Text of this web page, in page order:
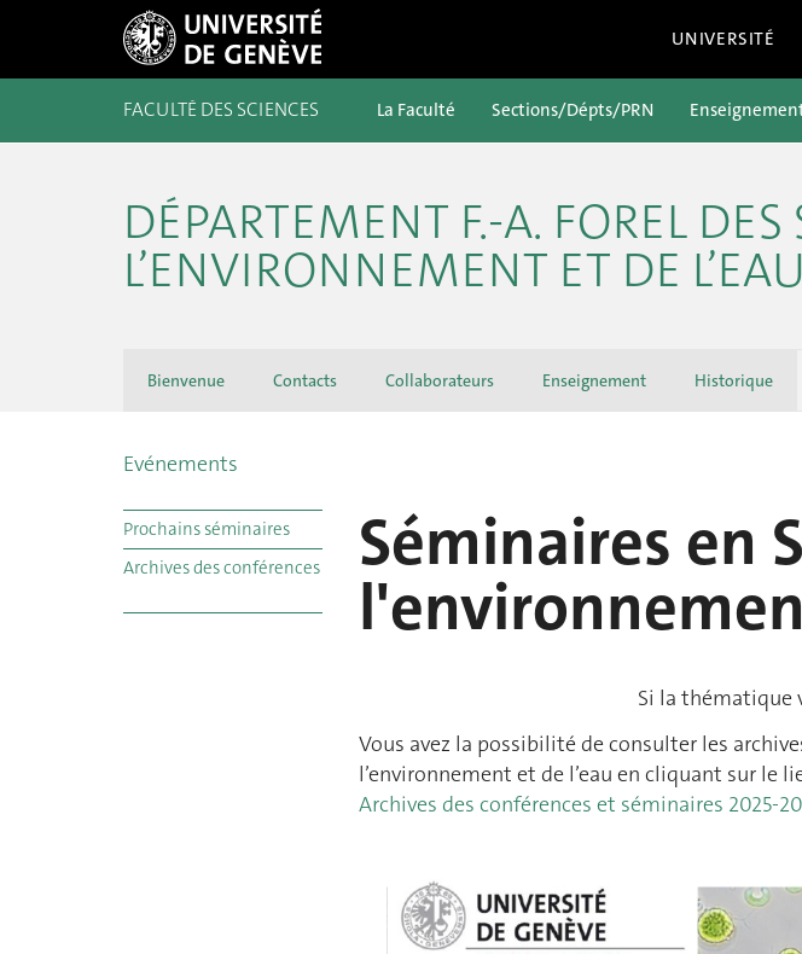
UNIVERSITÉ
FACULTÉ DES SCIENCES La Faculté Sections/Dépts/PRN
DÉPARTEMENT F.-A. FOREL DES
L’ENVIRONNEMENT ET DE L’EAU
Bienvenue Contacts Collaborateurs Enseignement Historique
Evénements
Prochains séminaires
Archives des conférences
Séminaires en
Si la thématique
Vous avez la possibilité de consulter les
l’environnement et de l’eau en cliquant sur le
Archives des conférences et séminaires 2025-